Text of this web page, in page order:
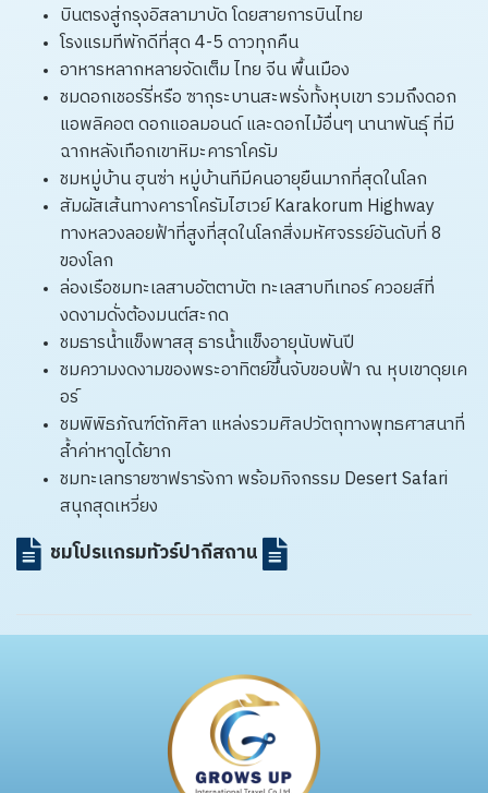
บินตรงสู่กรุงอิสลามาบัด โดยสายการบินไทย
โรงแรมทีพักดีที่สุด 4-5 ดาวทุกคืน
อาหารหลากหลายจัดเต็ม ไทย จีน พื้นเมือง
ชมดอกเชอร์รี่หรือ ซากุระบานสะพรั่งทั้งหุบเขา รวมถึงดอก
แอพลิคอต ดอกแอลมอนด์ และดอกไม้อื่นๆ นานาพันธุ์ ที่มี
ฉากหลังเทือกเขาหิมะคาราโครัม
ชมหมู่บ้าน ฮุนซ่า หมู่บ้านทีมีคนอายุยืนมากที่สุดในโลก
สัมผัสเส้นทางคาราโครัมไฮเวย์ Karakorum Highway
ทางหลวงลอยฟ้าที่สูงที่สุดในโลกสิ่งมหัศจรรย์อันดับที่ 8
ของโลก
ล่องเรือชมทะเลสาบอัตตาบัต ทะเลสาบทีเทอร์ ควอยส์ที่่
งดงามดั่งต้องมนต์สะกด
ชมธารน้ำแข็งพาสสุ ธารน้ำแข็งอายุนับพันปี
ชมความงดงามของพระอาทิตย์ขึ้นจับขอบฟ้า ณ หุบเขาดุยเค
อร์
ชมพิพิธภัณฑ์ตักศิลา แหล่งรวมศิลปวัตถุทางพุทธศาสนาที่
ล้ำค่าหาดูได้ยาก
ชมทะเลทรายซาฟรารังกา พร้อมกิจกรรม Desert Safari
สนุกสุดเหวี่ยง
ชมโปรแกรมทัวร์ปากีสถาน